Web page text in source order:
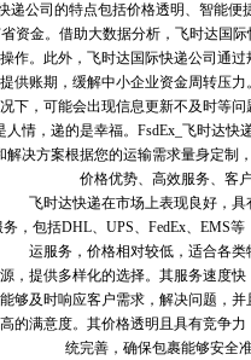
递公司的特点包括价格透明、智能
资金。借助大数据分析，飞时达国
作。此外，飞时达国际快递公司通
供账期，缓解中小企业资金周转压
下，可能会出现信息更新不及时等
情，递的是幸福。FsdEx_飞时达
解决方案根据您的运输需求量身定制
价格优势、高效服务、客
飞时达快递在市场上表现良好，
，包括DHL、UPS、FedEx、EMS
运服务，价格相对较低，适合各
，提供多样化的选择。其服务速度
够及时响应客户需求，解决问题，
的满意度。其价格透明且具有竞争
统完善，确保包裹能够安全